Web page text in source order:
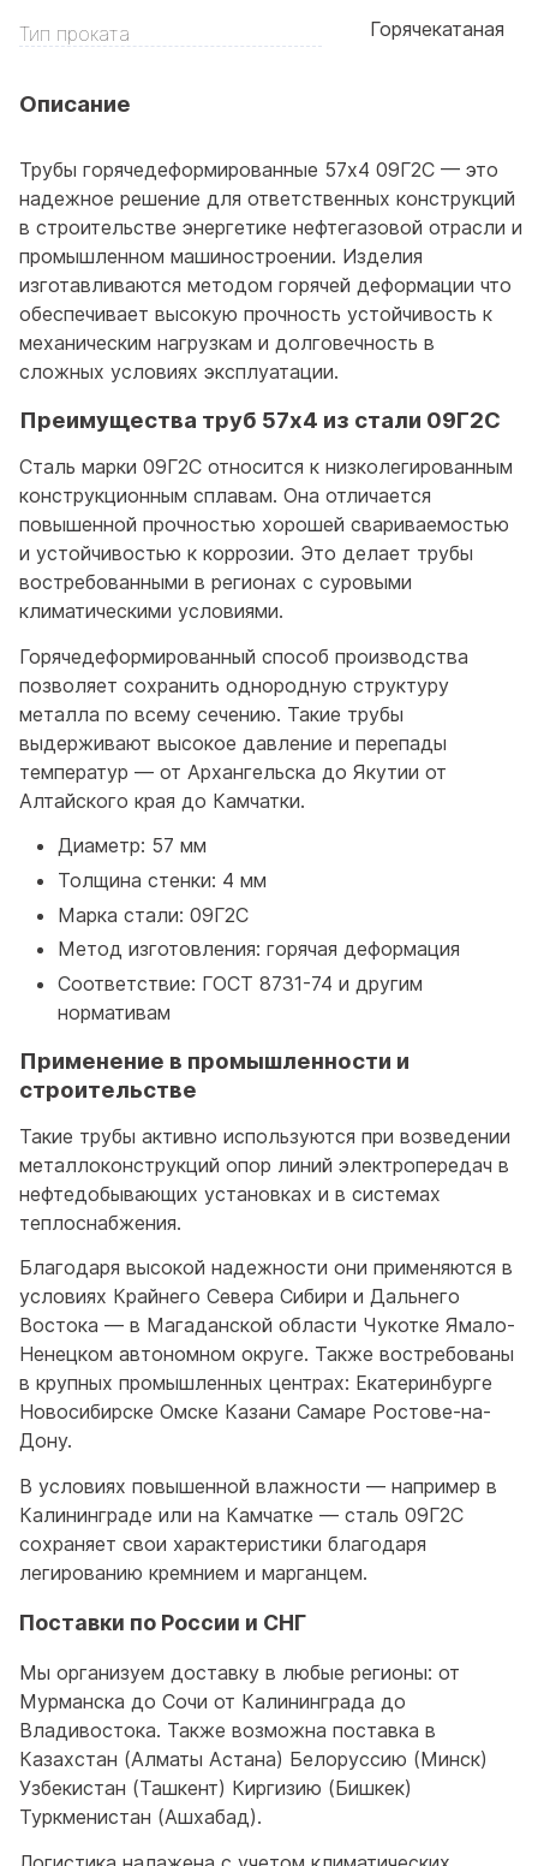
Тип проката Горячекатаная
Описание
Трубы горячедеформированные 57x4 09Г2С — это
надежное решение для ответственных конструкций
в строительстве энергетике нефтегазовой отрасли и
промышленном машиностроении. Изделия
изготавливаются методом горячей деформации что
обеспечивает высокую прочность устойчивость к
механическим нагрузкам и долговечность в
сложных условиях эксплуатации.
Преимущества труб 57x4 из стали 09Г2С
Сталь марки 09Г2С относится к низколегированным
конструкционным сплавам. Она отличается
повышенной прочностью хорошей свариваемостью
и устойчивостью к коррозии. Это делает трубы
востребованными в регионах с суровыми
климатическими условиями.
Горячедеформированный способ производства
позволяет сохранить однородную структуру
металла по всему сечению. Такие трубы
выдерживают высокое давление и перепады
температур — от Архангельска до Якутии от
Алтайского края до Камчатки.
Диаметр: 57 мм
Толщина стенки: 4 мм
Марка стали: 09Г2С
Метод изготовления: горячая деформация
Соответствие: ГОСТ 8731-74 и другим
нормативам
Применение в промышленности и
строительстве
Такие трубы активно используются при возведении
металлоконструкций опор линий электропередач в
нефтедобывающих установках и в системах
теплоснабжения.
Благодаря высокой надежности они применяются в
условиях Крайнего Севера Сибири и Дальнего
Востока — в Магаданской области Чукотке Ямало-
Ненецком автономном округе. Также востребованы
в крупных промышленных центрах: Екатеринбурге
Новосибирске Омске Казани Самаре Ростове-на-
Дону.
В условиях повышенной влажности — например в
Калининграде или на Камчатке — сталь 09Г2С
сохраняет свои характеристики благодаря
легированию кремнием и марганцем.
Поставки по России и СНГ
Мы организуем доставку в любые регионы: от
Мурманска до Сочи от Калининграда до
Владивостока. Также возможна поставка в
Казахстан (Алматы Астана) Белоруссию (Минск)
Узбекистан (Ташкент) Киргизию (Бишкек)
Туркменистан (Ашхабад).